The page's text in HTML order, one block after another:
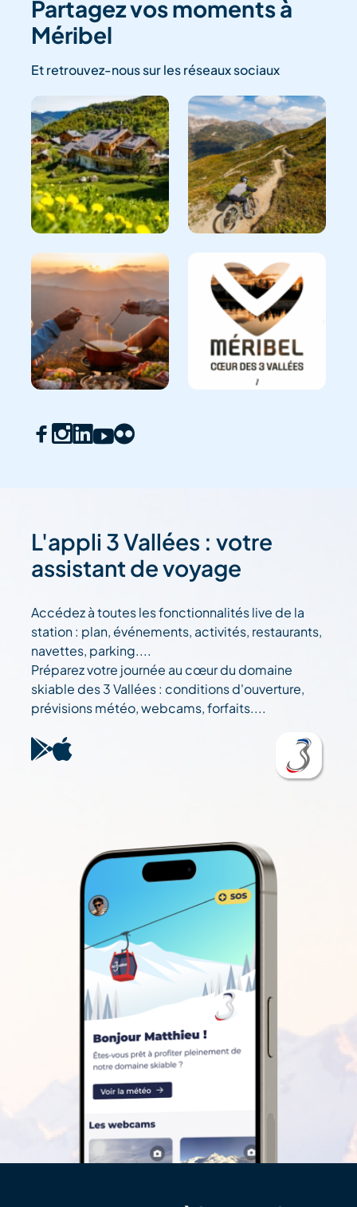
Partagez vos moments à
Méribel
Et retrouvez-nous sur les réseaux sociaux
L'appli 3 Vallées : votre
assistant de voyage
Accédez à toutes les fonctionnalités live de la
station : plan, événements, activités, restaurants,
navettes, parking....
Préparez votre journée au cœur du domaine
skiable des 3 Vallées : conditions d'ouverture,
prévisions météo, webcams, forfaits....